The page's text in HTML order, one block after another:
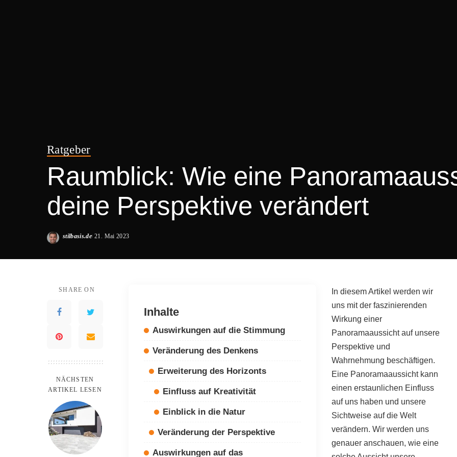
Ratgeber
Raumblick: Wie eine
deine Perspektive verändert
Posted
stilbasis.de 21. Mai 2023
SHARE ON
NÄCHSTEN
ARTIKEL LESEN
Inhalte
Auswirkungen auf die Stimmung
Veränderung des Denkens
Erweiterung des Horizonts
Einfluss auf Kreativität
Einblick in die Natur
Veränderung der Perspektive
Auswirkungen auf das
In diesem Artikel werden wir
uns mit der faszinierenden
Wirkung einer
Panoramaaussicht auf unsere
Perspektive und
Wahrnehmung beschäftigen.
Eine Panoramaaussicht kann
einen erstaunlichen Einfluss
auf uns haben und unsere
Sichtweise auf die Welt
verändern. Wir werden uns
genauer anschauen, wie eine